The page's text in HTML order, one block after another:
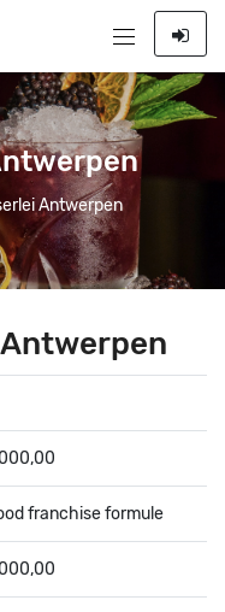
Antwerpen
Antwerpen
franchise formule